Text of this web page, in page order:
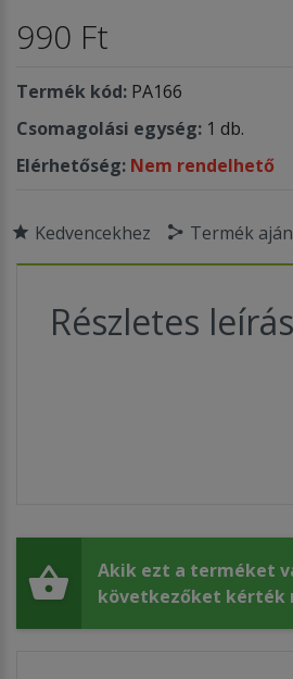
990 Ft
Termék kód: PA166
Csomagolási egység: 1 db.
Elérhetőség: Nem rendelhető
Kedvencekhez Termék
Részletes leírás
Akik ezt a terméket
következőket kérték